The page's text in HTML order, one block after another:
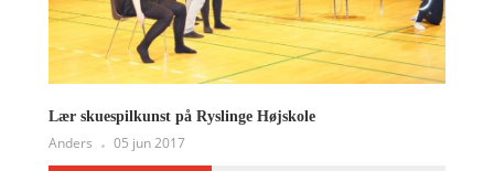
Lær skuespilkunst på Ryslinge Højskole
Anders 05 jun 2017